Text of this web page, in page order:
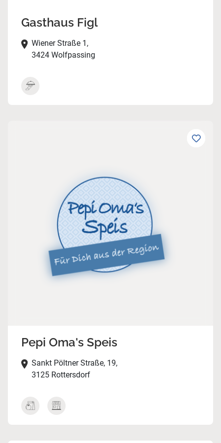
Gasthaus Figl
Wiener Straße 1,
3424 Wolfpassing
Pepi Oma's Speis
Sankt Pöltner Straße, 19,
3125 Rottersdorf